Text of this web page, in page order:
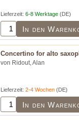
Lieferzeit: 6-8 Werktage (DE)
In den
Concertino for alto
von Ridout, Alan
Lieferzeit: 2-4 Wochen (DE)
In den